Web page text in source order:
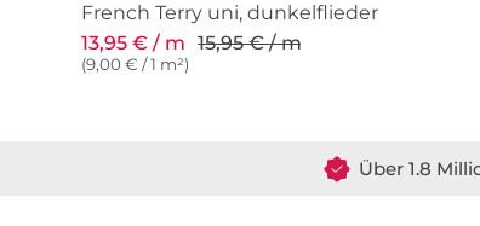
French Terry uni, dunkelflieder
13,95 € / m 15,95 € / m
(9,00 € / 1 m²)
Über 1.8